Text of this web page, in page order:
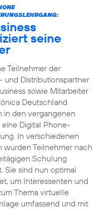
seine
Teilnehmer der
und Distributionspartner
sowie Mitarbeiter
Deutschland
in den vergangenen
Digital Phone-
In verschiedenen
wurden Teilnehmer nach
Schulung
Sie sind nun optimal
um Interessenten und
Thema virtuelle
umfassend und mit